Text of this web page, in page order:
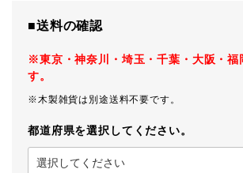
■送料の確認
※東京・神奈川・埼玉・千葉・大阪・福
す。
※木製雑貨は別途送料不要です。
都道府県を選択してください。